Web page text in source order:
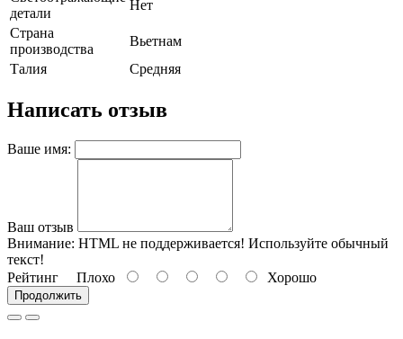
детали
Нет
Страна
производства
Вьетнам
Талия
Средняя
Написать отзыв
Ваше имя:
Ваш отзыв
Внимание: HTML не поддерживается! Используйте обычный
текст!
Рейтинг Плохо Хорошо
Продолжить